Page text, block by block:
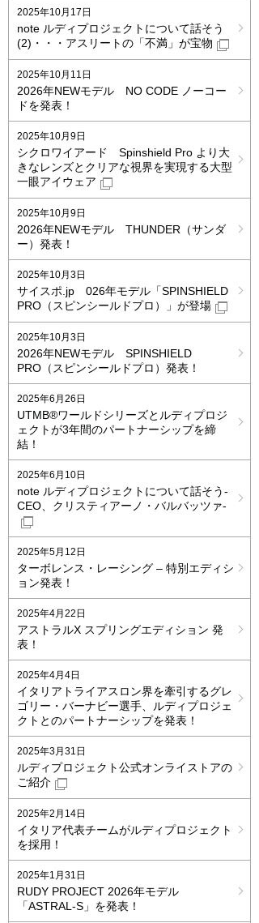
2025年10月17日
note ルディプロジェクトについて話そう
(2)・・・アスリートの「不満」が宝物
2025年10月11日
2026年NEWモデル NO CODE ノーコー
ドを発表！
2025年10月9日
シクロワイアード Spinshield Pro より大
きなレンズとクリアな視界を実現する大型
一眼アイウェア
2025年10月9日
2026年NEWモデル THUNDER（サンダ
ー）発表！
2025年10月3日
サイスポ.jp 026年モデル「SPINSHIELD
PRO（スピンシールドプロ）」が登場
2025年10月3日
2026年NEWモデル SPINSHIELD
PRO（スピンシールドプロ）発表！
2025年6月26日
UTMB®ワールドシリーズとルディプロジ
ェクトが3年間のパートナーシップを締
結！
2025年6月10日
note ルディプロジェクトについて話そう-
CEO、クリスティアーノ・バルバッツァ-
2025年5月12日
ターボレンス・レーシング – 特別エディシ
ョン発表！
2025年4月22日
アストラルX スプリングエディション 発
表！
2025年4月4日
イタリアトライアスロン界を牽引するグレ
ゴリー・バーナビー選手、ルディプロジェ
クトとのパートナーシップを発表！
2025年3月31日
ルディプロジェクト公式オンライストアの
ご紹介
2025年2月14日
イタリア代表チームがルディプロジェクト
を採用！
2025年1月31日
RUDY PROJECT 2026年モデル
「ASTRAL-S」を発表！